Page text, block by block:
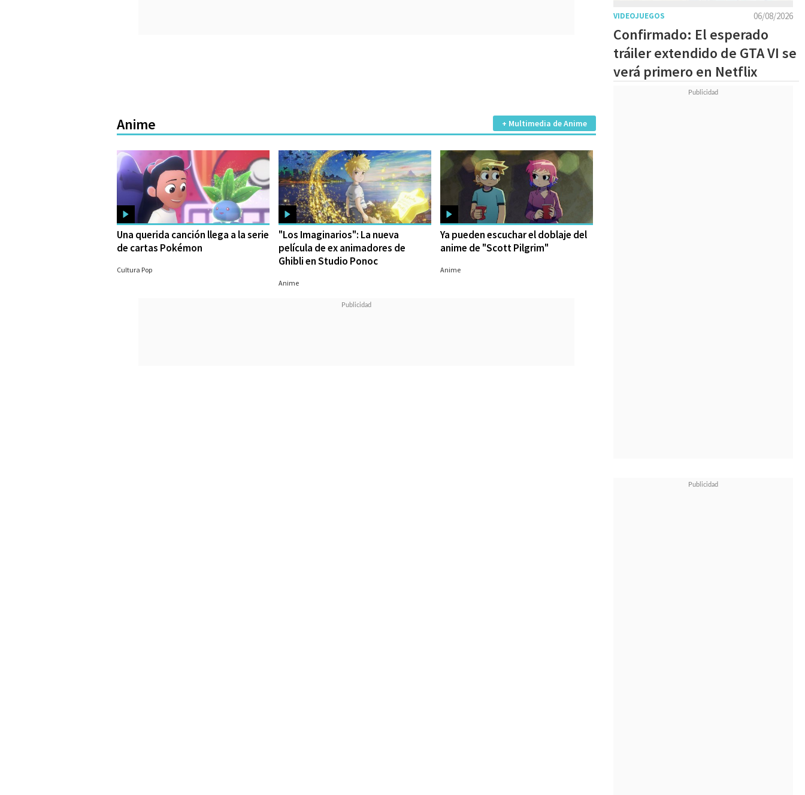
+ Multimedia de Anime
Anime
Una querida canción llega a la serie
de cartas Pokémon
Cultura Pop
"Los Imaginarios": La nueva
película de ex animadores de
Ghibli en Studio Ponoc
Anime
Ya pueden escuchar el doblaje del
anime de "Scott Pilgrim"
Anime
06/08/2026
VIDEOJUEGOS
Confirmado: El esperado
tráiler extendido de GTA VI se
verá primero en Netflix